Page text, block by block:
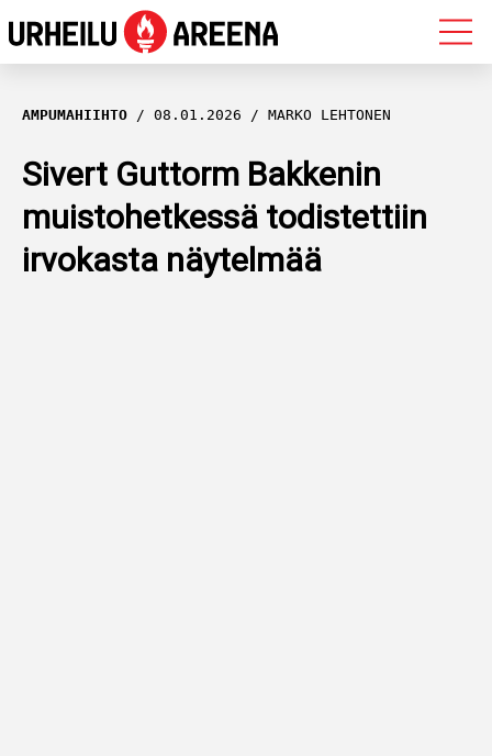
OLYMPIALAISET
MAASTOHIIHTO
AMPUMAHIIHTO
YLEISURHEILU
AMPUMAHIIHTO 08.01.2026 MARKO LEHTONEN
Sivert Guttorm Bakkenin
muistohetkessä todistettiin
irvokasta näytelmää